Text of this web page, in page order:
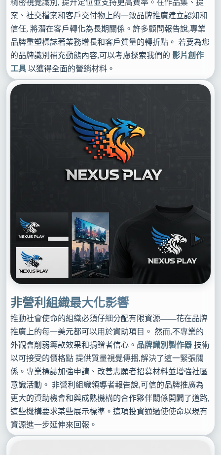
精密視覺識別, 提升定位並支持更高費率。在作品集、提
案、社交檔案和客戶交付物上的一致品牌推廣建立認知和
信任, 將潛在客戶轉化為長期關係。許多顧問報告說,專業
品牌重塑標誌著業務增長和客戶質量的轉折點。 若要為您
的品牌識別補充動態內容,可以考慮探索我們的 影片創作
工具 以獲得全面的營銷材料。
非營利組織最大化影響
推動社會使命的組織必須仔細分配有限資源——花在品牌
推廣上的每一美元都可以用於資助項目。 然而,不專業的
外觀會削弱籌款效果和捐贈者信心。 品牌識別製作器 技術
以可接受的價格點 提供質量視覺傳播,解決了這一緊張關
係。專業標誌加強申請、改善志願者招募材料並增強社區
意識活動。 非營利組織領導者報告說,可信的品牌推廣為
更大的資助機會和與成熟機構的合作夥伴關係開闢了道路,
這些機構要求某些展示標準。這項投資通過使使命以現有
資源進一步延伸來回報。